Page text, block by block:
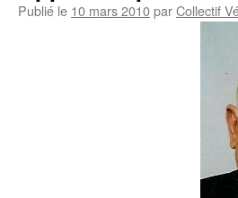
Publié le 10 mars 2010parCollectif